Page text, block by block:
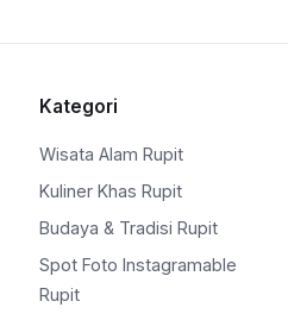
Kategori
Wisata Alam Rupit
Kuliner Khas Rupit
Budaya & Tradisi Rupit
Spot Foto Instagramable
Rupit